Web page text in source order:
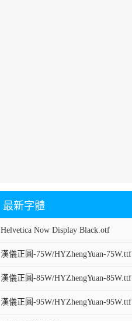
最新字體
Helvetica Now Display Black.otf
漢儀正圓-75W/HYZhengYuan-75W.ttf
漢儀正圓-85W/HYZhengYuan-85W.ttf
漢儀正圓-95W/HYZhengYuan-95W.ttf